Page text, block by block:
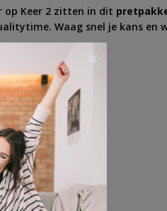
op Keer 2 zitten in dit
Waag snel je kans en
spelletjes.
t.w.v. € 395
€ 2 500
×